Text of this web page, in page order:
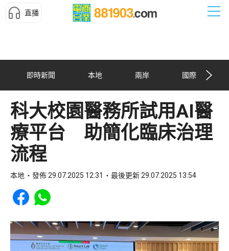
直播
即時新聞 本地 兩岸 國際
科大校園醫務所試用AI醫
療平台 助簡化臨床治理
流程
本地 發佈 29.07.2025 12:31 最後更新 29.07.2025 13:54
Share to Facebook
Share to WhatsApp